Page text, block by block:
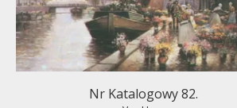
Nr Katalogowy 82.